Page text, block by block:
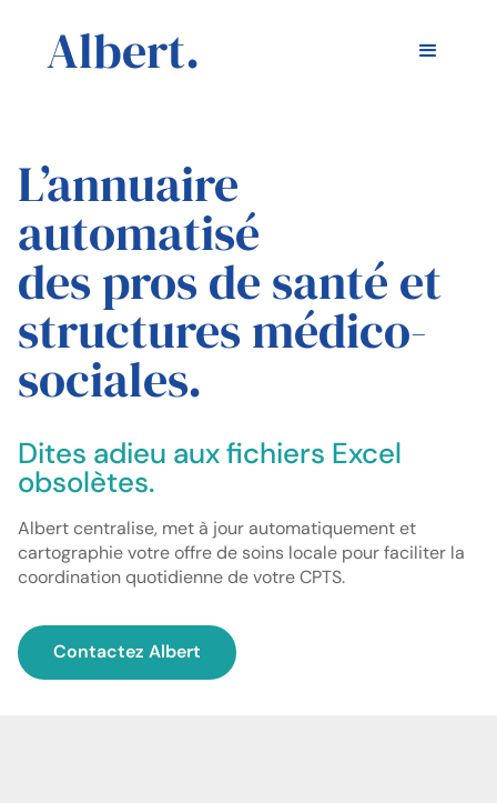
Albert.
L’annuaire
automatisé
des pros de santé et
structures médico-
sociales.
Dites adieu aux fichiers Excel
obsolètes.
Albert centralise, met à jour automatiquement et
cartographie votre offre de soins locale pour faciliter la
coordination quotidienne de votre CPTS.
Contactez Albert